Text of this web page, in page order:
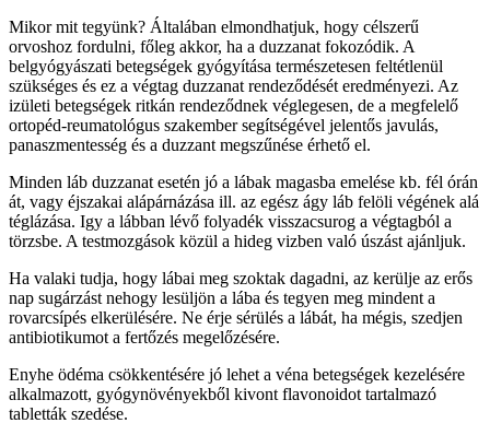
Mikor mit tegyünk? Általában elmondhatjuk, hogy célszerű
orvoshoz fordulni, főleg akkor, ha a duzzanat fokozódik. A
belgyógyászati betegségek gyógyítása természetesen feltétlenül
szükséges és ez a végtag duzzanat rendeződését eredményezi. Az
izületi betegségek ritkán rendeződnek véglegesen, de a megfelelő
ortopéd-reumatológus szakember segítségével jelentős javulás,
panaszmentesség és a duzzant megszűnése érhető el.
Minden láb duzzanat esetén jó a lábak magasba emelése kb. fél órán
át, vagy éjszakai alápárnázása ill. az egész ágy láb felöli végének alá
téglázása. Igy a lábban lévő folyadék visszacsurog a végtagból a
törzsbe. A testmozgások közül a hideg vizben való úszást ajánljuk.
Ha valaki tudja, hogy lábai meg szoktak dagadni, az kerülje az erős
nap sugárzást nehogy lesüljön a lába és tegyen meg mindent a
rovarcsípés elkerülésére. Ne érje sérülés a lábát, ha mégis, szedjen
antibiotikumot a fertőzés megelőzésére.
Enyhe ödéma csökkentésére jó lehet a véna betegségek kezelésére
alkalmazott, gyógynövényekből kivont flavonoidot tartalmazó
tabletták szedése.